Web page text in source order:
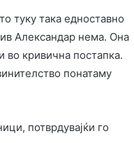
туку така едноставно
Александар нема. Она
во кривична постапка.
понатаму
потврдувајќи го